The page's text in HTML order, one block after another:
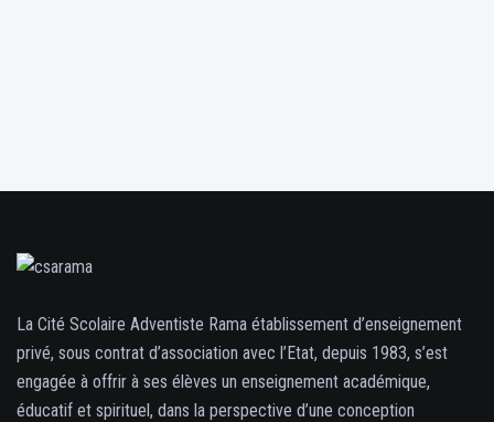
La Cité Scolaire Adventiste Rama établissement d’enseignement
privé, sous contrat d’association avec l’Etat, depuis 1983, s’est
engagée à offrir à ses élèves un enseignement académique,
éducatif et spirituel, dans la perspective d’une conception